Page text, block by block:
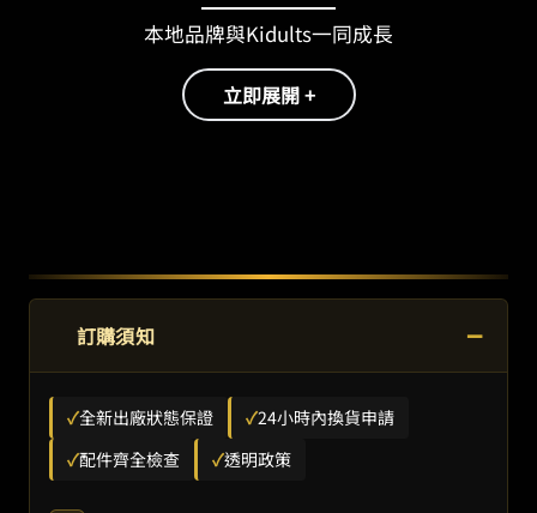
本地品牌與Kidults一同成長
立即展開 +
訂購須知 −
✓全新出廠狀態保證 ✓24小時內換貨申請
✓配件齊全檢查 ✓透明政策